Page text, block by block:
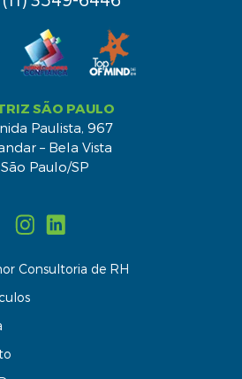
SÃO PAULO
Paulista, 967
– Bela Vista
São Paulo/SP
Consultoria de RH